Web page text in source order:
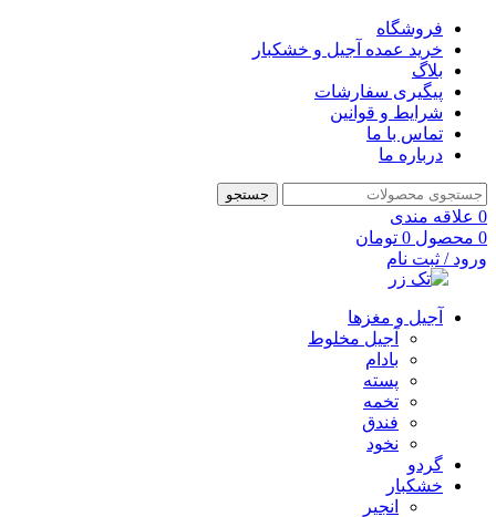
فروشگاه
خرید عمده آجیل و خشکبار
بلاگ
پیگیری سفارشات
شرایط و قوانین
تماس با ما
درباره ما
جستجو
0 علاقه مندی
0 محصول 0 تومان
ورود / ثبت نام
آجیل و مغزها
آجیل مخلوط
بادام
پسته
تخمه
فندق
نخود
گردو
خشکبار
انجیر